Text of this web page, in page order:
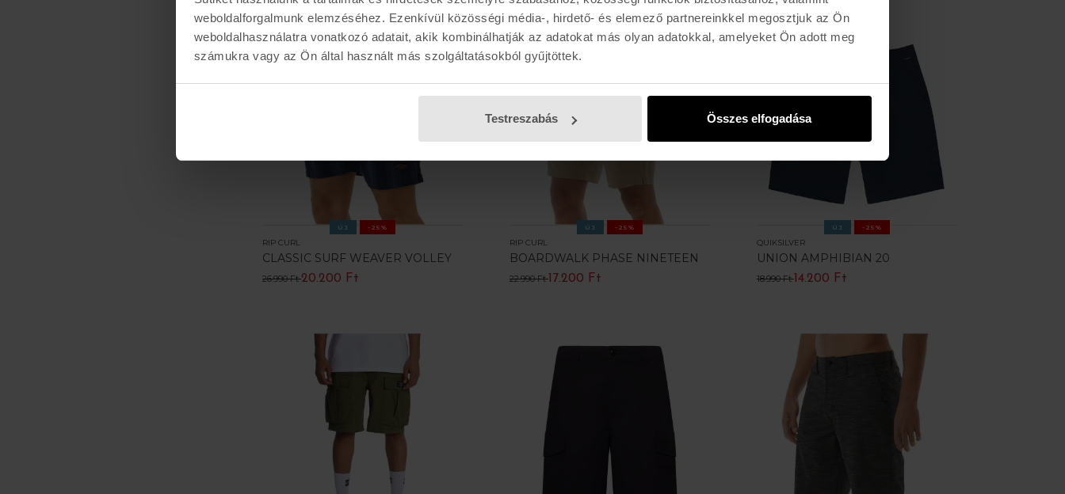
weboldalforgalmunk elemzéséhez. Ezenkívül közösségi média-, hirdető- és elemező partnereinkkel megosztjuk az Ön
weboldalhasználatra vonatkozó adatait, akik kombinálhatják az adatokat más olyan adatokkal, amelyeket Ön adott meg
számukra vagy az Ön által használt más szolgáltatásokból gyűjtöttek.
Testreszabás Összes elfogadása
ÚJ -25%
RIP CURL
CLASSIC SURF WEAVER VOLLEY
26.990 Ft20.200 Ft
ÚJ -25%
RIP CURL
BOARDWALK PHASE NINETEEN
22.990 Ft17.200 Ft
ÚJ -25%
QUIKSILVER
UNION AMPHIBIAN 20
18.990 Ft14.200 Ft